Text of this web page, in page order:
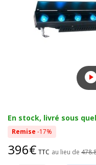
En stock, livré sous
Remise -17%
396€ TTC au lieu de